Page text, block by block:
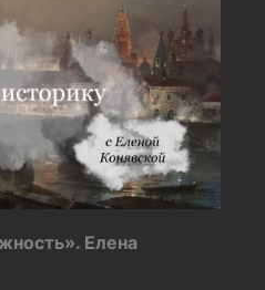
Елена